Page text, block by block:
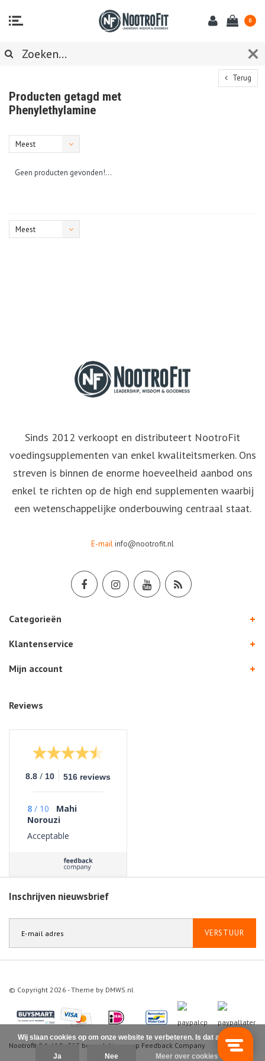
0
Terug
Producten getagd met
Phenylethylamine
Meest
Geen producten gevonden!...
Meest
Sinds 2012 verkoopt en distributeert NootroFit
voedingsupplementen van enkel kwaliteitsmerken. Ons
streven is binnen de enorme hoeveelheid aanbod ons
enkel te richten op de high end supplementen waarbij
een wetenschappelijke onderbouwing centraal staat.
E-mailinfo@nootrofit.nl
Categorieën
Klantenservice
Mijn account
Reviews
8.8 / 10 516 reviews
8 / 10
Mahi
Norouzi
Acceptable
Inschrijven nieuwsbrief
VERSTUUR
© Copyright 2026 - Theme by DMWS.nl
Nootrofit 9.1 / 10 363 beoordelingen op Feedback Company
Wij slaan cookies op om onze website te verbeteren. Is dat akkoord?
Ja Nee Meer over cookies »